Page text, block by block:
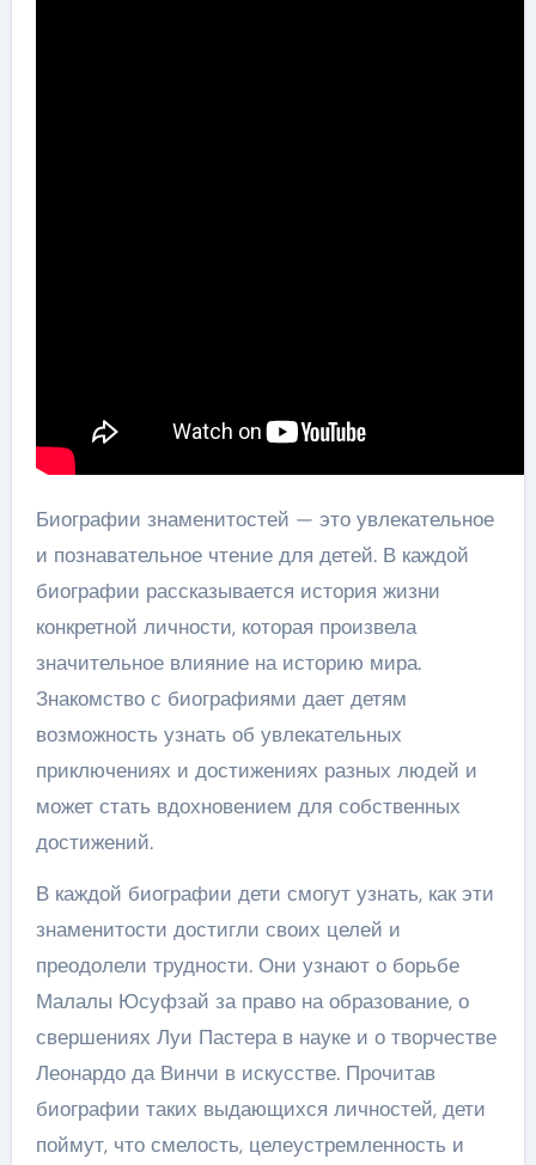
Биографии знаменитостей — это увлекательное
и познавательное чтение для детей. В каждой
биографии рассказывается история жизни
конкретной личности, которая произвела
значительное влияние на историю мира.
Знакомство с биографиями дает детям
возможность узнать об увлекательных
приключениях и достижениях разных людей и
может стать вдохновением для собственных
достижений.
В каждой биографии дети смогут узнать, как эти
знаменитости достигли своих целей и
преодолели трудности. Они узнают о борьбе
Малалы Юсуфзай за право на образование, о
свершениях Луи Пастера в науке и о творчестве
Леонардо да Винчи в искусстве. Прочитав
биографии таких выдающихся личностей, дети
поймут, что смелость, целеустремленность и